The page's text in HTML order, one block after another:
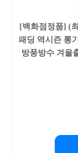
[백화점정품] (
패딩 역시즌 롱
방풍방수 겨울